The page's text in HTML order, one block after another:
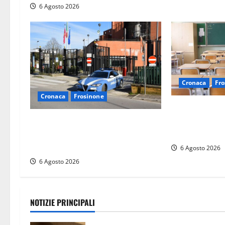
t
i
c
o
l
o
6 Agosto 2026
Cronaca Frosinone
6 Agosto 2026
Cronaca
6 Agosto 2026
NOTIZIE PRINCIPALI